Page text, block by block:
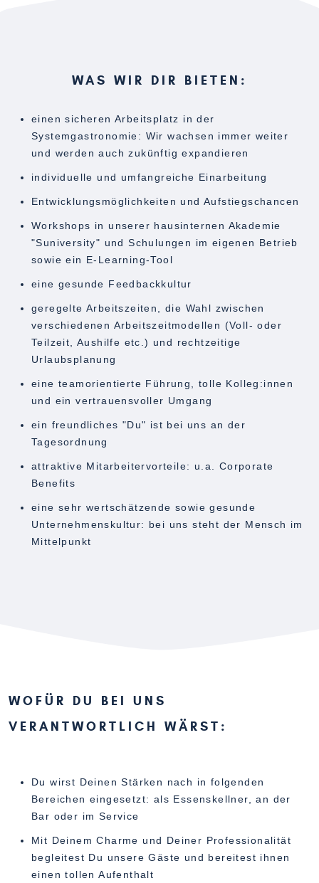
WAS WIR DIR BIETEN:
einen sicheren Arbeitsplatz in der
Systemgastronomie: Wir wachsen immer weiter
und werden auch zukünftig expandieren
individuelle und umfangreiche Einarbeitung
Entwicklungsmöglichkeiten und Aufstiegschancen
Workshops in unserer hausinternen Akademie
"Suniversity" und Schulungen im eigenen Betrieb
sowie ein E-Learning-Tool
eine gesunde Feedbackkultur
geregelte Arbeitszeiten, die Wahl zwischen
verschiedenen Arbeitszeitmodellen (Voll- oder
Teilzeit, Aushilfe etc.) und rechtzeitige
Urlaubsplanung
eine teamorientierte Führung, tolle Kolleg:innen
und ein vertrauensvoller Umgang
ein freundliches "Du" ist bei uns an der
Tagesordnung
attraktive Mitarbeitervorteile: u.a. Corporate
Benefits
eine sehr wertschätzende sowie gesunde
Unternehmenskultur: bei uns steht der Mensch im
Mittelpunkt
WOFÜR DU BEI UNS
VERANTWORTLICH WÄRST:
Du wirst Deinen Stärken nach in folgenden
Bereichen eingesetzt: als Essenskellner, an der
Bar oder im Service
Mit Deinem Charme und Deiner Professionalität
begleitest Du unsere Gäste und bereitest ihnen
einen tollen Aufenthalt